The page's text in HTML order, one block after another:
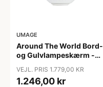
UMAGE
Around The World Bord-
og Gulvlampeskærm -
haves
VEJL. PRIS 1.779,00 KR
1.246,00 kr